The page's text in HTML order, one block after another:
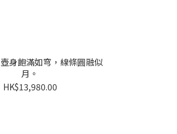
壺身飽滿如穹，線條圓融似
月。
HK$13,980.00